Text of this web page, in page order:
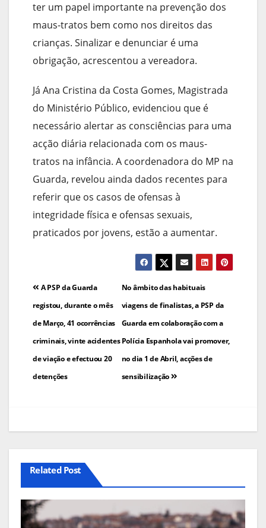
ter um papel importante na prevenção dos
maus-tratos bem como nos direitos das
crianças. Sinalizar e denunciar é uma
obrigação, acrescentou a vereadora.
Já Ana Cristina da Costa Gomes, Magistrada
do Ministério Público, evidenciou que é
necessário alertar as consciências para uma
acção diária relacionada com os maus-
tratos na infância. A coordenadora do MP na
Guarda, revelou ainda dados recentes para
referir que os casos de ofensas à
integridade física e ofensas sexuais,
praticados por jovens, estão a aumentar.
Navegação
de
artigos
No âmbito das habituais
viagens de finalistas, a PSP da
Guarda em colaboração com a
Polícia Espanhola vai promover,
no dia 1 de Abril, acções de
sensibilização
A PSP da Guarda
registou, durante o mês
de Março, 41 ocorrências
criminais, vinte acidentes
de viação e efectuou 20
detenções
Related Post